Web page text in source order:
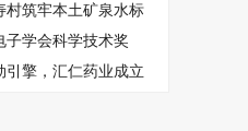
村筑牢本土矿泉水标
子学会科学技术奖
引擎，汇仁药业成立